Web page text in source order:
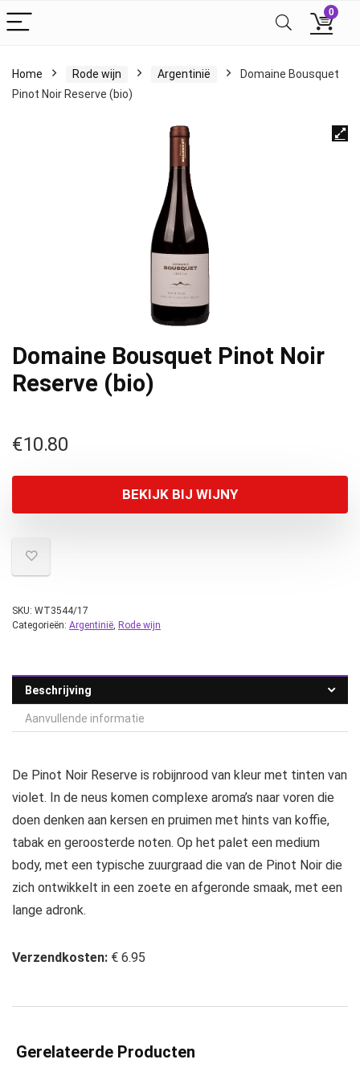
0
Home Rode wijn Argentinië
Domaine Bousquet
Pinot Noir Reserve (bio)
Domaine Bousquet Pinot Noir
Reserve (bio)
€10.80
BEKIJK BIJ WIJNY
SKU: WT3544/17
Categorieën: Argentinië, Rode wijn
Beschrijving
Aanvullende informatie
De Pinot Noir Reserve is robijnrood van kleur met tinten van
violet. In de neus komen complexe aroma’s naar voren die
doen denken aan kersen en pruimen met hints van koffie,
tabak en geroosterde noten. Op het palet een medium
body, met een typische zuurgraad die van de Pinot Noir die
zich ontwikkelt in een zoete en afgeronde smaak, met een
lange adronk.
Verzendkosten: € 6.95
Gerelateerde Producten